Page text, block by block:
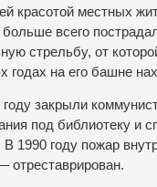
красотой местных
всего
стрельбу, от
годах на его башне
закрыли
под библиотеку
1990 году пожар
отреставрирован.